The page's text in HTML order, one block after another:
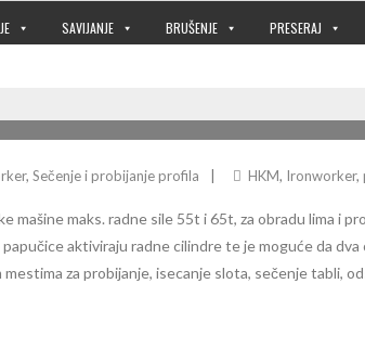
SAVIJANJE BRUŠENJE PRESERAJ
, Sečenje i probijanje profila HKM, Ironworker,
mašine maks. radne sile 55t i 65t, za obradu lima i
aktiviraju radne cilindre te je moguće da
za probijanje, isecanje slota, sečenje tabli,